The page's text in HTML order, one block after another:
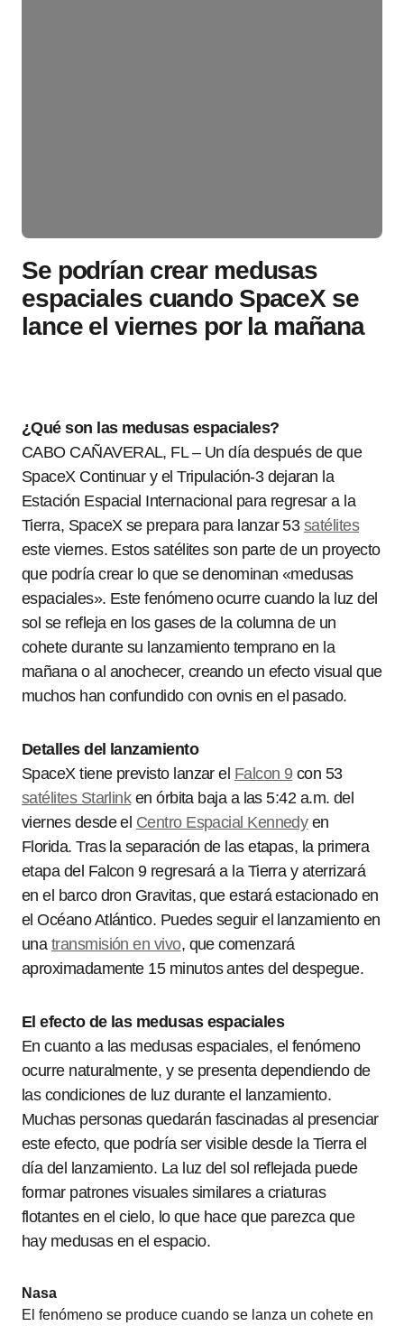
Se podrían crear medusas
espaciales cuando SpaceX se
lance el viernes por la mañana
¿Qué son las medusas espaciales?
CABO CAÑAVERAL, FL – Un día después de que
SpaceX Continuar y el Tripulación-3 dejaran la
Estación Espacial Internacional para regresar a la
Tierra, SpaceX se prepara para lanzar 53 satélites
este viernes. Estos satélites son parte de un proyecto
que podría crear lo que se denominan «medusas
espaciales». Este fenómeno ocurre cuando la luz del
sol se refleja en los gases de la columna de un
cohete durante su lanzamiento temprano en la
mañana o al anochecer, creando un efecto visual que
muchos han confundido con ovnis en el pasado.
Detalles del lanzamiento
SpaceX tiene previsto lanzar el Falcon 9 con 53
satélites Starlinken órbita baja a las 5:42 a.m. del
viernes desde el Centro Espacial Kennedyen
Florida. Tras la separación de las etapas, la primera
etapa del Falcon 9 regresará a la Tierra y aterrizará
en el barco dron Gravitas, que estará estacionado en
el Océano Atlántico. Puedes seguir el lanzamiento en
una transmisión en vivo, que comenzará
aproximadamente 15 minutos antes del despegue.
El efecto de las medusas espaciales
En cuanto a las medusas espaciales, el fenómeno
ocurre naturalmente, y se presenta dependiendo de
las condiciones de luz durante el lanzamiento.
Muchas personas quedarán fascinadas al presenciar
este efecto, que podría ser visible desde la Tierra el
día del lanzamiento. La luz del sol reflejada puede
formar patrones visuales similares a criaturas
flotantes en el cielo, lo que hace que parezca que
hay medusas en el espacio.
Nasa
El fenómeno se produce cuando se lanza un cohete en